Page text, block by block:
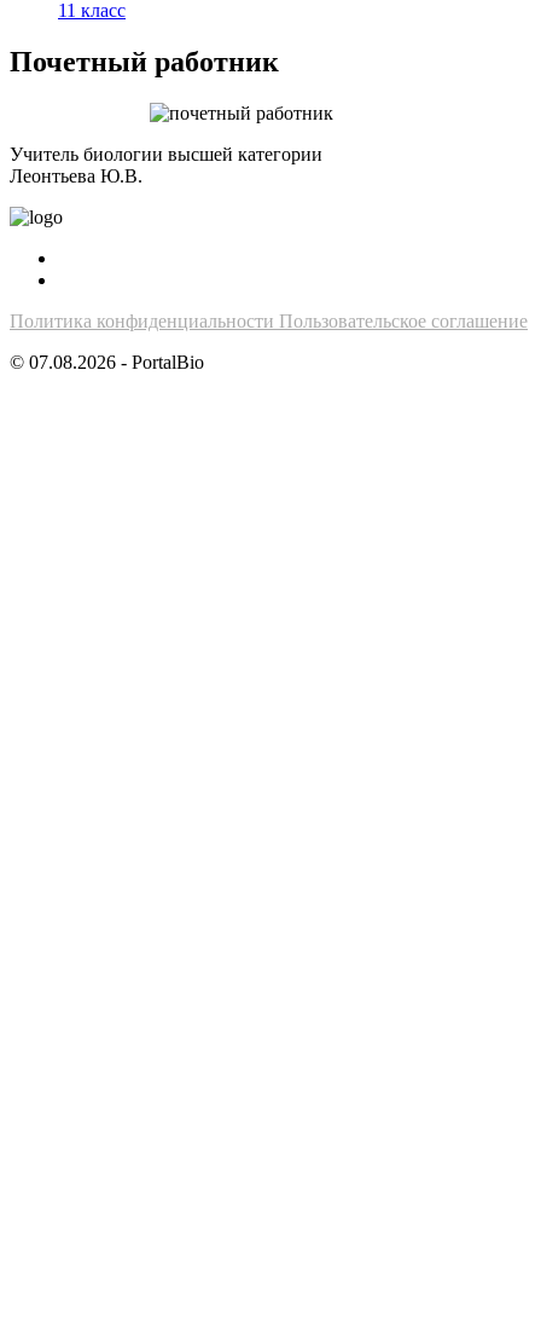
11 класс
Почетный работник
Учитель биологии высшей категории
Леонтьева Ю.В.
Политика конфиденциальности Пользовательское соглашение
© 07.08.2026 - PortalBio